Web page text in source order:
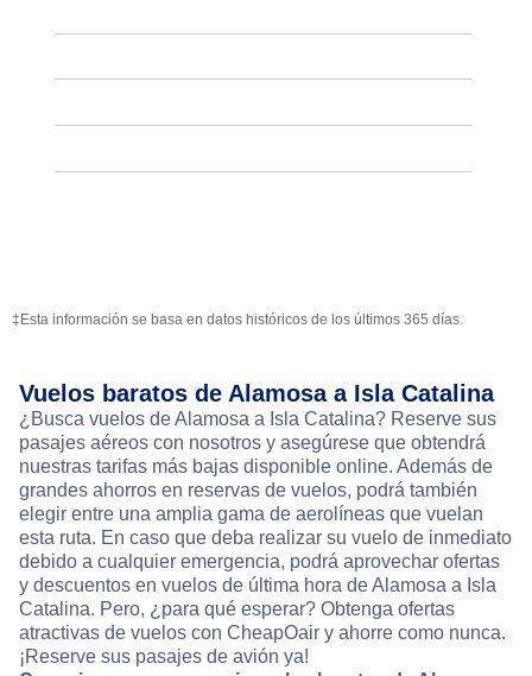
‡Esta información se basa en datos históricos de los últimos 365 días.
Vuelos baratos de Alamosa a Isla Catalina
¿Busca vuelos de Alamosa a Isla Catalina? Reserve sus
pasajes aéreos con nosotros y asegúrese que obtendrá
nuestras tarifas más bajas disponible online. Además de
grandes ahorros en reservas de vuelos, podrá también
elegir entre una amplia gama de aerolíneas que vuelan
esta ruta. En caso que deba realizar su vuelo de inmediato
debido a cualquier emergencia, podrá aprovechar ofertas
y descuentos en vuelos de última hora de Alamosa a Isla
Catalina. Pero, ¿para qué esperar? Obtenga ofertas
atractivas de vuelos con CheapOair y ahorre como nunca.
¡Reserve sus pasajes de avión ya!